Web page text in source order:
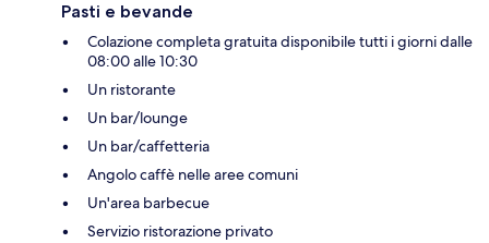
Pasti e bevande
Colazione completa gratuita disponibile tutti i giorni dalle
08:00 alle 10:30
Un ristorante
Un bar/lounge
Un bar/caffetteria
Angolo caffè nelle aree comuni
Un'area barbecue
Servizio ristorazione privato